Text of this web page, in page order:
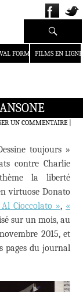
FORMAT COURT
FILMS EN LIGNE
Recherche
UN COMMENTAIRE|
toujours »
contre Charlie
la liberté
virtuose Donato
Cioccolato », «
sur un mois, au
2015, et
pages du journal